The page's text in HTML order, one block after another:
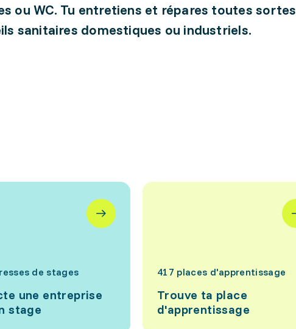
ou WC. Tu entretiens et répares toutes sortes
sanitaires domestiques ou industriels.
de stages
une entreprise
stage
417 places d'apprentissage
Trouve ta place
d'apprentissage